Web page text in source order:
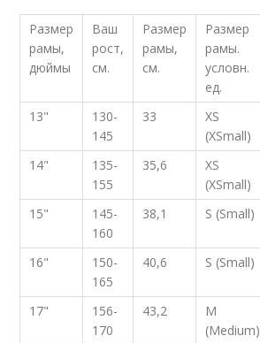
Размер
рамы,
дюймы
Ваш
рост,
см.
Размер
рамы,
см.
Размер
рамы.
условн.
ед.
13"
130-
145
33
XS
(XSmall)
14"
135-
155
35,6
XS
(XSmall)
15"
145-
160
38,1 S (Small)
16"
150-
165
40,6 S (Small)
17"
156-
170
43,2
M
(Medium)